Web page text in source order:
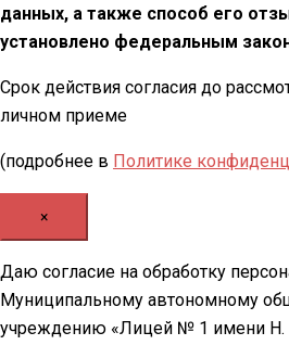
данных, а также способ его
установлено федеральным
Срок действия согласия до
личном приеме
(подробнее в Политике
×
Даю согласие на обработку
Муниципальному автономному
учреждению «Лицей № 1 имени Н.